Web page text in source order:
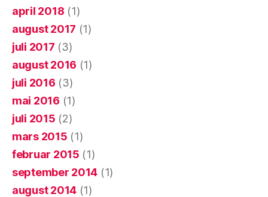
april 2018 (1)
august 2017 (1)
juli 2017 (3)
august 2016 (1)
juli 2016 (3)
mai 2016 (1)
juli 2015 (2)
mars 2015 (1)
februar 2015 (1)
september 2014 (1)
august 2014 (1)